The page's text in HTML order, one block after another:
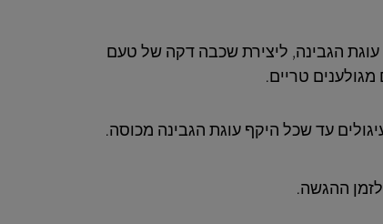
עוגת הגבינה, ליצירת שכבה דקה של טעם
מגולענים טריים.
עד שכל היקף עוגת הגבינה מכוסה.
ההגשה.